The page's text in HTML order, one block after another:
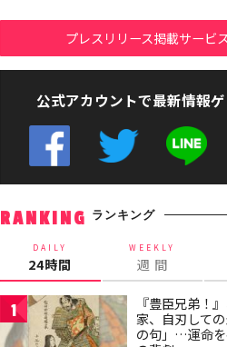
プレスリリース掲載サービス
公式アカウントで最新情報ゲ
RANKING ランキング
DAILY
24時間
WEEKLY
週 間
1
『豊臣兄弟！
家、自刃して
の句」…運命